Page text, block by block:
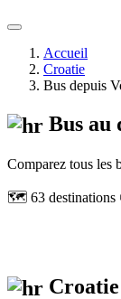
Accueil
Croatie
Bus depuis
Bus au
Comparez tous les
🗺️ 63 destinations
Croatie